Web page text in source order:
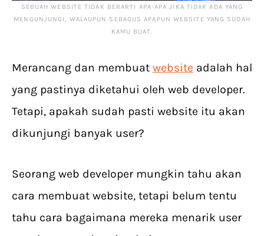
SEBUAH WEBSITE TIDAK BERARTI APA-APA JIKA TIDAK ADA YANG
MENGUNJUNGI, WALAUPUN SEBAGUS APAPUN WEBSITE YANG SUDAH
KAMU BUAT.
Merancang dan membuat website adalah hal
yang pastinya diketahui oleh web developer.
Tetapi, apakah sudah pasti website itu akan
dikunjungi banyak user?
Seorang web developer mungkin tahu akan
cara membuat website, tetapi belum tentu
tahu cara bagaimana mereka menarik user